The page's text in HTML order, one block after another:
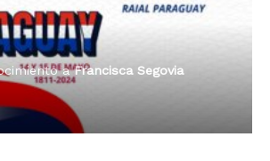
Dama de Oro 2024
aFrancisca Segovia
aFrancisca Segovia
aFrancisca Segovia